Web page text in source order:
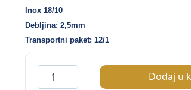
Inox 18/10
Debljina: 2,5mm
Transportni paket: 12/1
Style
kašika
Dodaj u